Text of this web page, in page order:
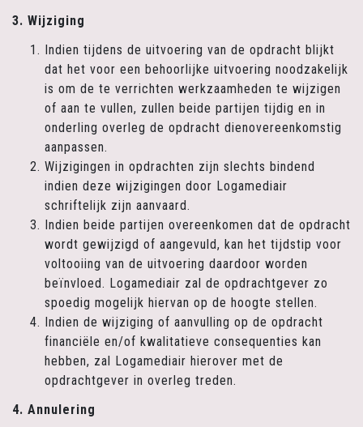
3. Wijziging
Indien tijdens de uitvoering van de opdracht blijkt
dat het voor een behoorlijke uitvoering noodzakelijk
is om de te verrichten werkzaamheden te wijzigen
of aan te vullen, zullen beide partijen tijdig en in
onderling overleg de opdracht dienovereenkomstig
aanpassen.
Wijzigingen in opdrachten zijn slechts bindend
indien deze wijzigingen door Logamediair
schriftelijk zijn aanvaard.
Indien beide partijen overeenkomen dat de opdracht
wordt gewijzigd of aangevuld, kan het tijdstip voor
voltooiing van de uitvoering daardoor worden
beïnvloed. Logamediair zal de opdrachtgever zo
spoedig mogelijk hiervan op de hoogte stellen.
Indien de wijziging of aanvulling op de opdracht
financiële en/of kwalitatieve consequenties kan
hebben, zal Logamediair hierover met de
opdrachtgever in overleg treden.
4. Annulering